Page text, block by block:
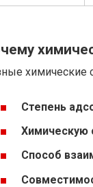
химические
Степень
Химическую
Способ